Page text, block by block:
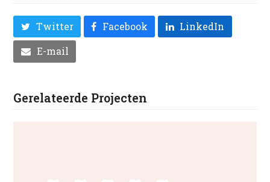
Twitter Facebook
LinkedIn
E-mail
Gerelateerde Projecten